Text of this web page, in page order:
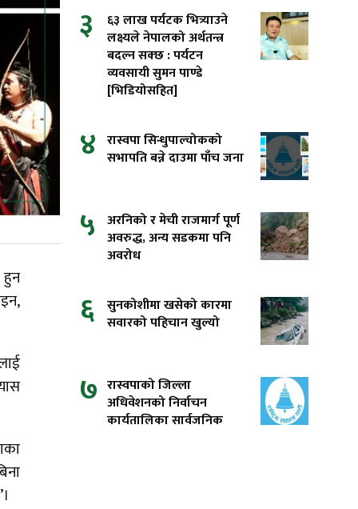
३
६३ लाख पर्यटक भित्र्याउने
लक्ष्यले नेपालको अर्थतन्त्र
बदल्न सक्छ : पर्यटन
व्यवसायी सुमन पाण्डे
[भिडियोसहित]
४ रास्वपा सिन्धुपाल्चोकको
सभापति बन्ने दाउमा पाँच जना
५ अरनिको र मेची राजमार्ग पूर्ण
अवरुद्ध, अन्य सडकमा पनि
अवरोध
६ सुनकोशीमा खसेको कारमा
सवारको पहिचान खुल्यो
७ रास्वपाको जिल्ला
अधिवेशनको निर्वाचन
कार्यतालिका सार्वजनिक